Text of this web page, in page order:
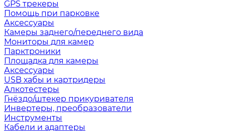
GPS трекеры
Помощь при парковке
Аксессуары
Камеры заднего/переднего вида
Мониторы для камер
Парктроники
Площадка для камеры
Аксессуары
USB хабы и картридеры
Алкотестеры
Гнёздо/штекер прикуривателя
Инвертеры, преобразователи
Инструменты
Кабели и адаптеры